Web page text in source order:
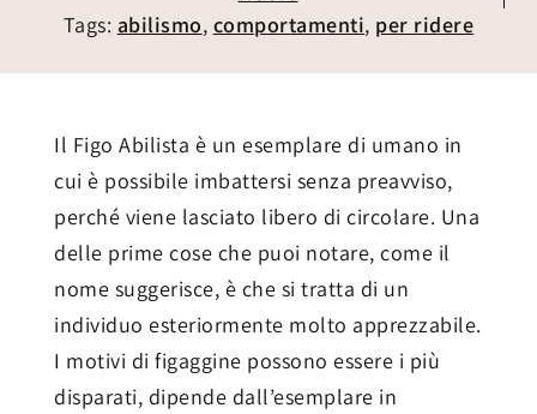
Tags: abilismo, comportamenti, per ridere
Il Figo Abilista è un esemplare di umano in
cui è possibile imbattersi senza preavviso,
perché viene lasciato libero di circolare. Una
delle prime cose che puoi notare, come il
nome suggerisce, è che si tratta di un
individuo esteriormente molto apprezzabile.
I motivi di figaggine possono essere i più
disparati, dipende dall’esemplare in